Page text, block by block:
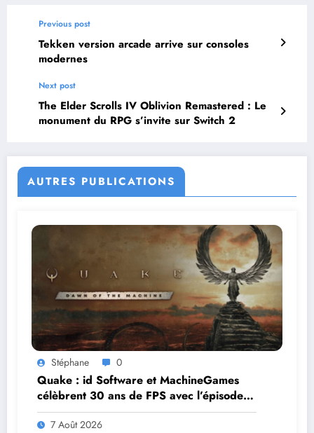
Previous post
Tekken version arcade arrive sur consoles
modernes
Next post
The Elder Scrolls IV Oblivion Remastered : Le
monument du RPG s’invite sur Switch 2
AUTRES PUBLICATIONS
Stéphane 0
Quake : id Software et MachineGames
célèbrent 30 ans de FPS avec l’épisode
gratuit Dawn of the Machine
7 Août 2026